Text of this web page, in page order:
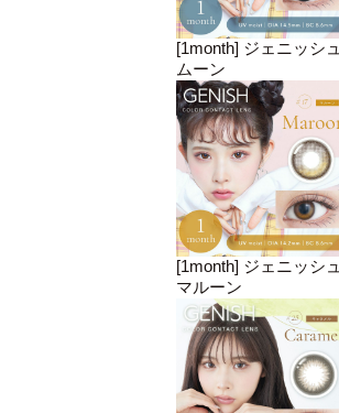
[1month] ジェニッシュ
ムーン
[1month] ジェニッシュ
マルーン